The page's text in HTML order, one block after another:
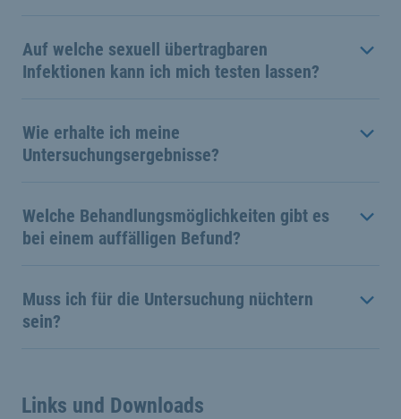
Auf welche sexuell übertragbaren
Infektionen kann ich mich testen lassen?
Wie erhalte ich meine
Untersuchungsergebnisse?
Welche Behandlungsmöglichkeiten gibt es
bei einem auffälligen Befund?
Muss ich für die Untersuchung nüchtern
sein?
Links und Downloads